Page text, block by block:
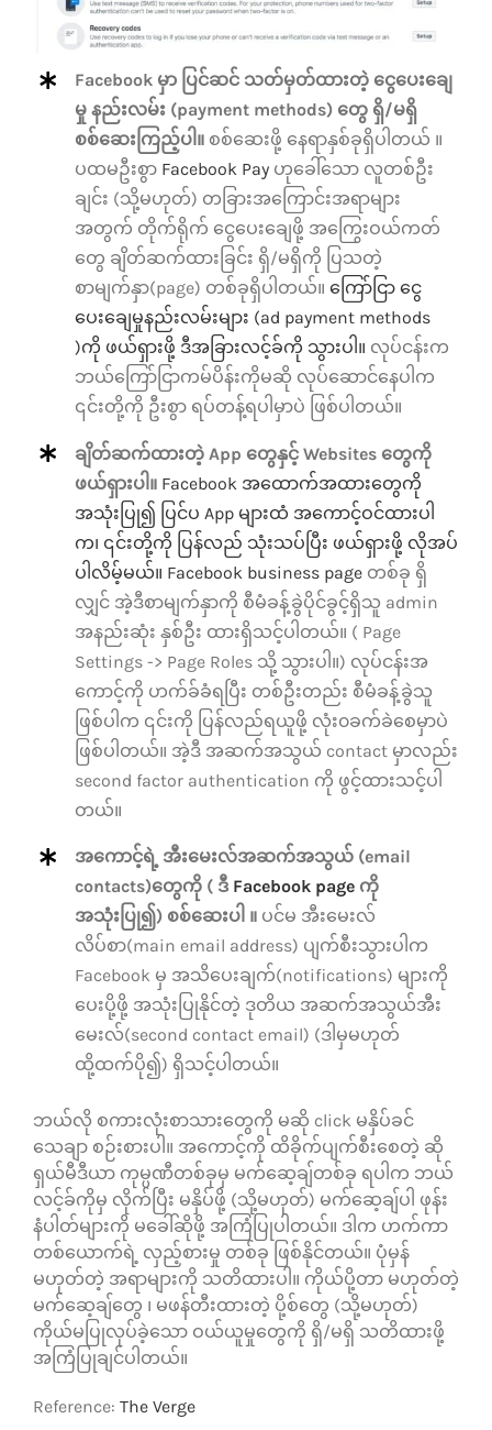
Facebook မှာ ပြင်ဆင် သတ်မှတ်ထားတဲ့ ငွေပေးချေ
မှု နည်းလမ်း (payment methods) တွေ ရှိ/မရှိ
စစ်ဆေးကြည့်ပါ။ စစ်ဆေးဖို့ နေရာနှစ်ခုရှိပါတယ် ။
ပထမဦးစွာ Facebook Pay ဟုခေါ်သော လူတစ်ဦး
ချင်း (သို့မဟုတ်) တခြားအကြောင်းအရာများ
အတွက် တိုက်ရိုက် ငွေပေးချေဖို့ အကြွေးဝယ်ကတ်
တွေ ချိတ်ဆက်ထားခြင်း ရှိ/မရှိကို ပြသတဲ့
စာမျက်နှာ(page) တစ်ခုရှိပါတယ်။ကြော်ငြာ ငွေ
ပေးချေမှုနည်းလမ်းများ (ad payment methods
)ကို ဖယ်ရှားဖို့ ဒီအခြားလင့်ခ်ကို သွားပါ။ လုပ်ငန်းက
ဘယ်ကြော်ငြာကမ်ပိန်းကိုမဆို လုပ်ဆောင်နေပါက
၎င်းတို့ကို ဦးစွာ ရပ်တန့်ရပါမှာပဲ ဖြစ်ပါတယ်။
ချိတ်ဆက်ထားတဲ့ App တွေနှင့် Websites တွေကို
ဖယ်ရှားပါ။ Facebook အထောက်အထားတွေကို
အသုံးပြု၍ ပြင်ပ App များထံ အကောင့်ဝင်ထားပါ
က၊ ၎င်းတို့ကို ပြန်လည် သုံးသပ်ပြီး ဖယ်ရှားဖို့ လိုအပ်
ပါလိမ့်မယ်။ Facebook business page တစ်ခု ရှိ
လျှင် အဲ့ဒီစာမျက်နှာကို စီမံခန့်ခွဲပိုင်ခွင့်ရှိသူ admin
အနည်းဆုံး နှစ်ဦး ထားရှိသင့်ပါတယ်။ ( Page
Settings -> Page Roles သို့ သွားပါ။) လုပ်ငန်းအ
ကောင့်ကို ဟက်ခ်ခံရပြီး တစ်ဦးတည်း စီမံခန့်ခွဲသူ
ဖြစ်ပါက ၎င်းကို ပြန်လည်ရယူဖို့ လုံး၀ခက်ခဲစေမှာပဲ
ဖြစ်ပါတယ်။ အဲ့ဒီ အဆက်အသွယ် contact မှာလည်း
second factor authentication ကို ဖွင့်ထားသင့်ပါ
တယ်။
အကောင့်ရဲ့ အီးမေးလ်အဆက်အသွယ် (email
contacts)တွေကို ( ဒီ Facebook page ကို
အသုံးပြု၍) စစ်ဆေးပါ ။ ပင်မ အီးမေးလ်
လိပ်စာ(main email address) ပျက်စီးသွားပါက
Facebook မှ အသိပေးချက်(notifications) များကို
ပေးပို့ဖို့ အသုံးပြုနိုင်တဲ့ ဒုတိယ အဆက်အသွယ်အီး
မေးလ်(second contact email) (ဒါမှမဟုတ်
ထို့ထက်ပို၍) ရှိသင့်ပါတယ်။
ဘယ်လို စကားလုံးစာသားတွေကို မဆို click မနှိပ်ခင်
သေချာ စဉ်းစားပါ။ အကောင့်ကို ထိခိုက်ပျက်စီးစေတဲ့ ဆို
ရှယ်မီဒီယာ ကုမ္ပဏီတစ်ခုမှ မက်ဆေ့ချ်တစ်ခု ရပါက ဘယ်
လင့်ခ်ကိုမှ လိုက်ပြီး မနှိပ်ဖို့ (သို့မဟုတ်) မက်ဆေ့ချ်ပါ ဖုန်း
နံပါတ်များကို မခေါ်ဆိုဖို့ အကြံပြုပါတယ်။ ဒါက ဟက်ကာ
တစ်ယောက်ရဲ့ လှည့်စားမှု တစ်ခု ဖြစ်နိုင်တယ်။ ပုံမှန်
မဟုတ်တဲ့ အရာများကို သတိထားပါ။ ကိုယ်ပို့တာ မဟုတ်တဲ့
မက်ဆေ့ချ်တွေ ၊ မဖန်တီးထားတဲ့ ပို့စ်တွေ (သို့မဟုတ်)
ကိုယ်မပြုလုပ်ခဲ့သော ဝယ်ယူမှုတွေကို ရှိ/မရှိ သတိထားဖို့
အကြံပြုချင်ပါတယ်။
Reference: The Verge